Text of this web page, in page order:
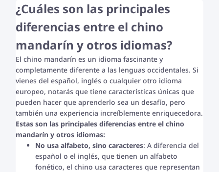
¿Cuáles son las principales
diferencias entre el chino
mandarín y otros idiomas?
El chino mandarín es un idioma fascinante y
completamente diferente a las lenguas occidentales. Si
vienes del español, inglés o cualquier otro idioma
europeo, notarás que tiene características únicas que
pueden hacer que aprenderlo sea un desafío, pero
también una experiencia increíblemente enriquecedora.
Estas son las principales diferencias entre el chino
mandarín y otros idiomas:
No usa alfabeto, sino caracteres: A diferencia del
español o el inglés, que tienen un alfabeto
fonético, el chino usa caracteres que representan